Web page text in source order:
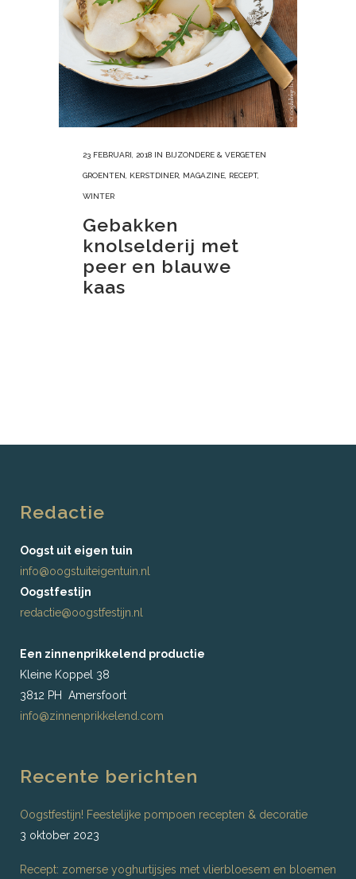
23 FEBRUARI, 2018 IN BIJZONDERE & VERGETEN
GROENTEN KERSTDINER MAGAZINE RECEPT,
WINTER
Gebakken
knolselderij met
peer en blauwe
kaas
Redactie
Oogst uit eigen tuin
info@oogstuiteigentuin.nl
Oogstfestijn
redactie@oogstfestijn.nl
Een zinnenprikkelend productie
Kleine Koppel 38
3812 PH Amersfoort
info@zinnenprikkelend.com
Recente berichten
Oogstfestijn! Feestelijke pompoen recepten & decoratie
3 oktober 2023
Recept: zomerse yoghurtijsjes met vlierbloesem en bloemen